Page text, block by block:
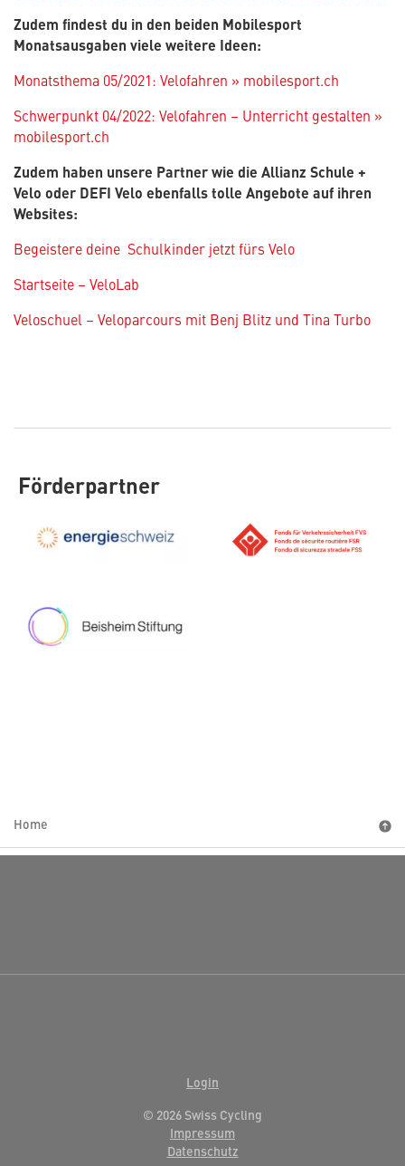
Zudem findest du in den beiden Mobilesport
Monatsausgaben viele weitere Ideen:
Monatsthema 05/2021: Velofahren » mobilesport.ch
Schwerpunkt 04/2022: Velofahren – Unterricht gestalten »
mobilesport.ch
Zudem haben unsere Partner wie die Allianz Schule +
Velo oder DEFI Velo ebenfalls tolle Angebote auf ihren
Websites:
Begeistere deine Schulkinder jetzt fürs Velo
Startseite – VeloLab
Veloschuel – Veloparcours mit Benj Blitz und Tina Turbo
Förderpartner
Home
Login
© 2026 Swiss Cycling
Impressum
Datenschutz